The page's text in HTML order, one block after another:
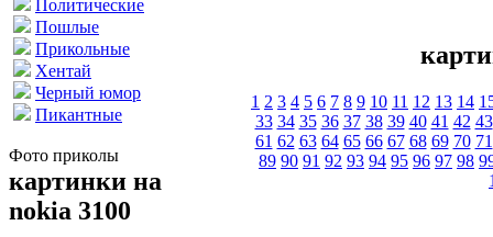
Политические
Пошлые
Прикольные
Хентай
Черный юмор
Пикантные
Фото приколы
картинки на
nokia 3100
1 2 3 4 5 6 7 8 9 10 11 12 13 14
33 34 35 36 37 38 39 40 41 42 43
61 62 63 64 65 66 67 68 69 70 71
89 90 91 92 93 94 95 96 97 98